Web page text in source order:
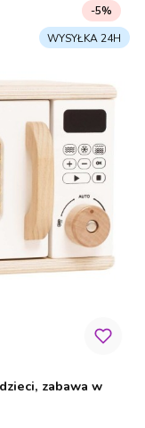
zabawa w
-5%